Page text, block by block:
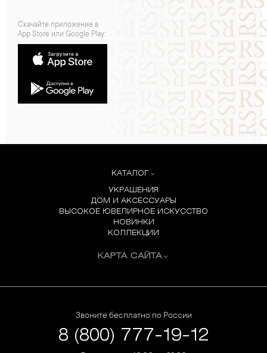
Скачайте приложение в
App Store или Google Play:
КАТАЛОГ
УКРАШЕНИЯ
ДОМ И АКСЕССУАРЫ
ВЫСОКОЕ ЮВЕЛИРНОЕ ИСКУССТВО
НОВИНКИ
КОЛЛЕКЦИИ
КАРТА САЙТА
Звоните бесплатно по России
8 (800) 777-19-12